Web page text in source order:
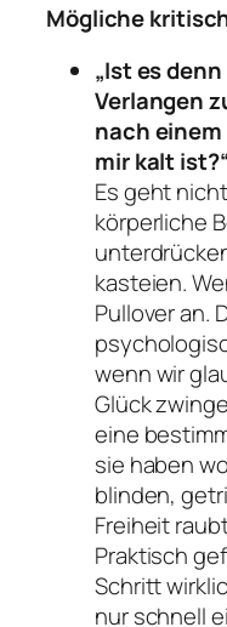
Mögliche
„Ist es
Verlangen
nach
mir kalt ist?“
Es geht
körperliche
kasteien.
Pullover an.
wenn wir
Glück
eine
sie haben
blinden,
Freiheit
Praktisch
Schritt
nur schnell